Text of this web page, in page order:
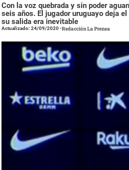
Con la voz quebrada y sin poder
seis años. El jugador uruguayo deja
su salida era inevitable
Actualizado: 24/09/2020-Redacción La Prensa